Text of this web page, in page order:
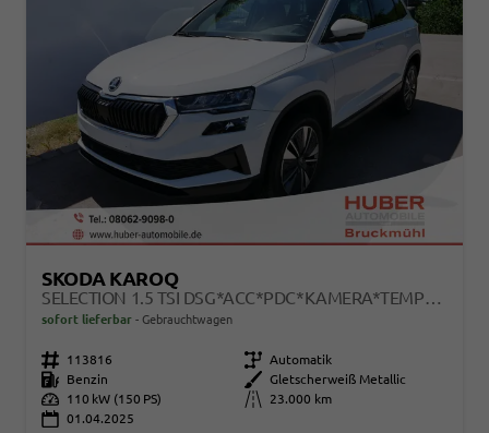
SKODA KAROQ
SELECTION 1.5 TSI DSG*ACC*PDC*KAMERA*TEMPOMAT*LED*SMARTLINK*KLIMA*RADIO*17-ZOLL
sofort lieferbar Gebrauchtwagen
Fahrzeugnr. 113816 Getriebe Automatik
Kraftstoff
Benzin Außenfarbe
Gletscherweiß Metallic
Leistung
110 kW (150 PS) Kilometerstand
23.000 km
01.04.2025